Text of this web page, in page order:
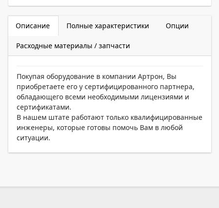
Описание Полные характеристики Опции
Расходные материалы / запчасти
Покупая оборудование в компании Артрон, Вы
приобретаете его у сертифицированного партнера,
обладающего всеми необходимыми лицензиями и
сертификатами.
В нашем штате работают только квалифицированные
инженеры, которые готовы помочь Вам в любой
ситуации.